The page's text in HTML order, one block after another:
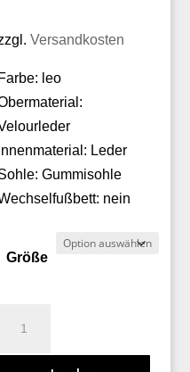
Versandkosten
Farbe: leo
Innenmaterial: Leder
Gummisohle
nein
Größe